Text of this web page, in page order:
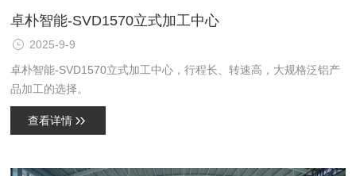
卓朴智能-SVD1570立式加工中心
2025-9-9
卓朴智能-SVD1570立式加工中心，行程长、转速高，大规格泛铝产
品加工的选择。
查看详情